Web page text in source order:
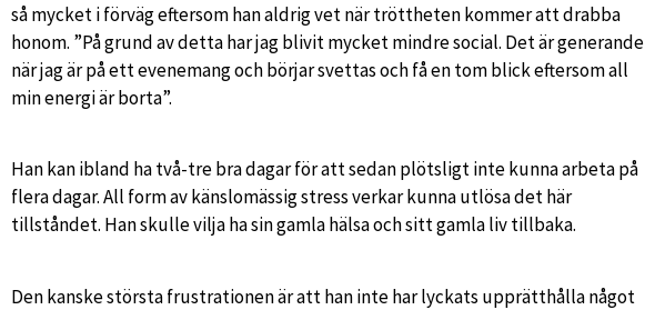
så mycket i förväg eftersom han aldrig vet när tröttheten kommer att drabba
honom. ”På grund av detta har jag blivit mycket mindre social. Det är generande
när jag är på ett evenemang och börjar svettas och få en tom blick eftersom all
min energi är borta”.
Han kan ibland ha två-tre bra dagar för att sedan plötsligt inte kunna arbeta på
flera dagar. All form av känslomässig stress verkar kunna utlösa det här
tillståndet. Han skulle vilja ha sin gamla hälsa och sitt gamla liv tillbaka.
Den kanske största frustrationen är att han inte har lyckats upprätthålla något